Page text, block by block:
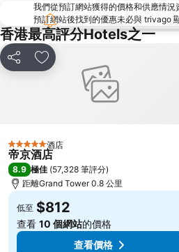
North Point Metro Station
中環
Cheung Chau
羅
Sheung Wan Metro Station
寶安區
深圳野生動物園
大
皇崗口岸
長洲
香港屯門
九龍塘
金銀
我們從預訂網站獲得的價格和供應情
預訂網站後找到的優惠未必與 trivago
香港最高評分Hotels之一
分享 放到收藏夾
5 星級 酒店
帝京酒店
8.9 極佳 (57,328 筆評分)
距離Grand Tower 0.8 公里
低至 $812
查看 10 個網站的價格
查看價格